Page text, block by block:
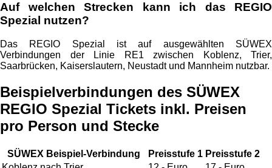
Auf welchen Strecken kann ich das REGIO
Spezial nutzen?
Das REGIO Spezial ist auf ausgewählten SÜWEX
Verbindungen der Linie RE1 zwischen Koblenz, Trier,
Saarbrücken, Kaiserslautern, Neustadt und Mannheim nutzbar.
Beispielverbindungen des SÜWEX
REGIO Spezial Tickets inkl. Preisen
pro Person und Stecke
SÜWEX Beispiel-Verbindung Preisstufe 1 Preisstufe 2